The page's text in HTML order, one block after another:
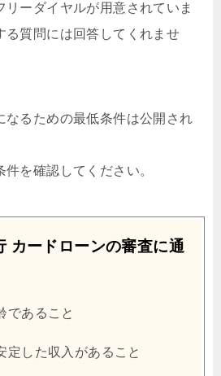
リーダイヤルが用意されていま
る質問には回答してくれませ
なるための最低条件は公開され
を確認してください。
カードローンの審査に通
であること
定した収入があること